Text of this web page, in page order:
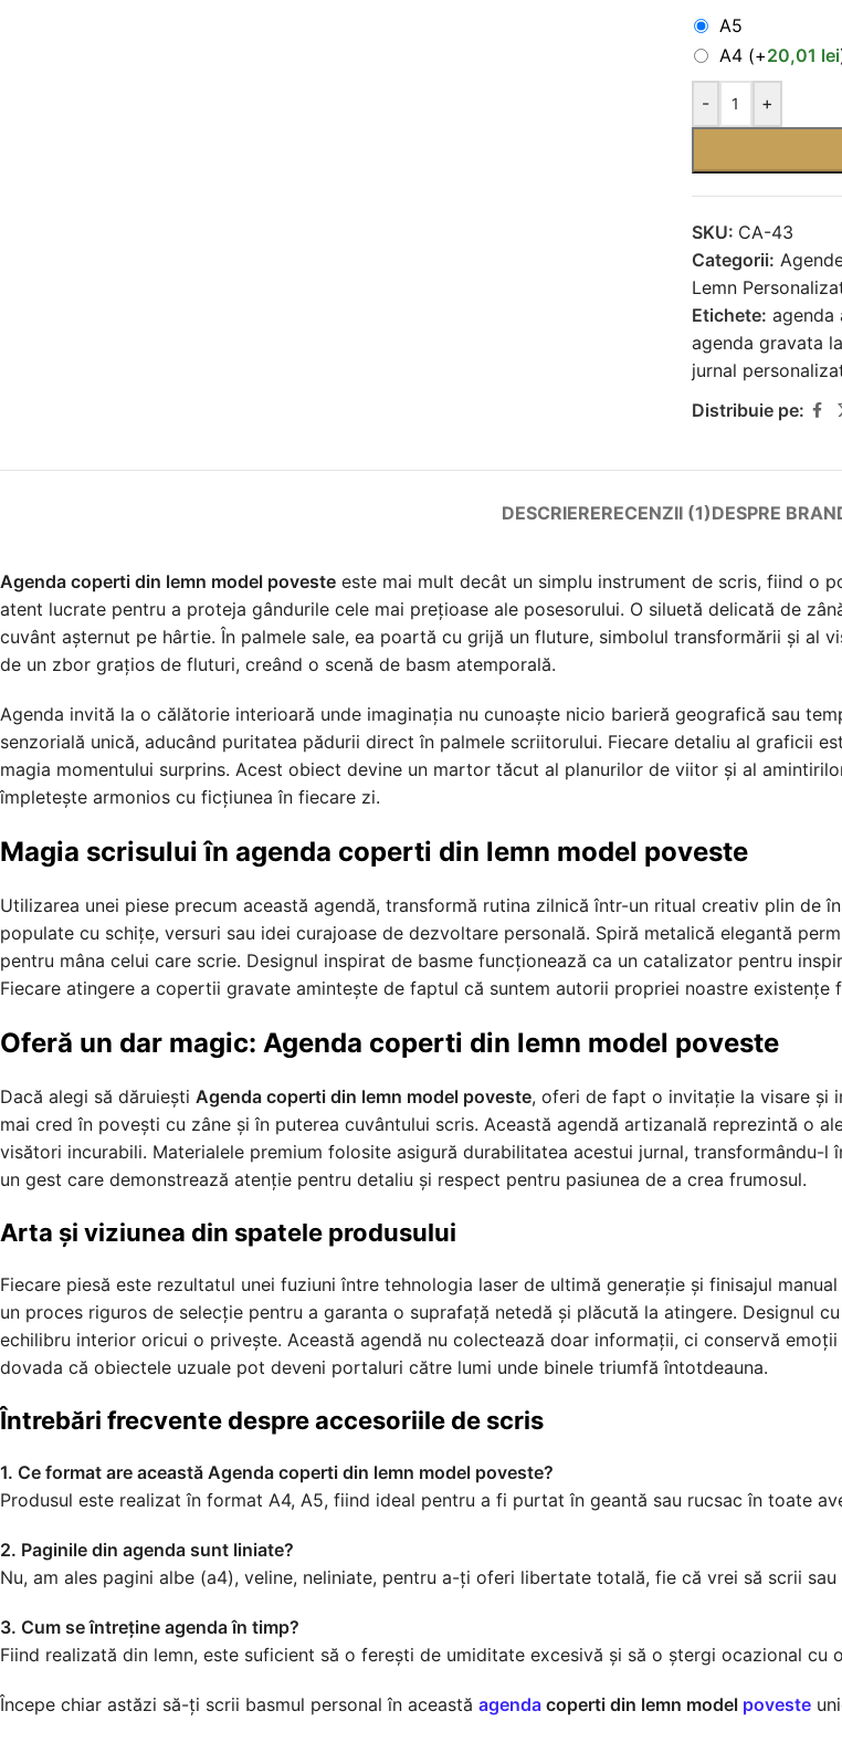
A5
A4 (+20,01 lei
- +
SKU: CA-43
Categorii:
Lemn
Etichete: agenda
agenda gravata
jurnal
Distribuie pe:
DESCRIERERECENZII (1)DESPRE
Agenda coperti din lemn model poveste este mai mult decât un simplu instrument de scris, fiind o
atent lucrate pentru a proteja gândurile cele mai prețioase ale posesorului. O siluetă delicată de
cuvânt așternut pe hârtie. În palmele sale, ea poartă cu grijă un fluture, simbolul transformării și al
de un zbor grațios de fluturi, creând o scenă de basm atemporală.
Agenda invită la o călătorie interioară unde imaginația nu cunoaște nicio barieră geografică sau
senzorială unică, aducând puritatea pădurii direct în palmele scriitorului. Fiecare detaliu al graficii
magia momentului surprins. Acest obiect devine un martor tăcut al planurilor de viitor și al
împletește armonios cu ficțiunea în fiecare zi.
Magia scrisului în agenda coperti din lemn model poveste
Utilizarea unei piese precum această agendă, transformă rutina zilnică într-un ritual creativ plin de
populate cu schițe, versuri sau idei curajoase de dezvoltare personală. Spiră metalică elegantă
pentru mâna celui care scrie. Designul inspirat de basme funcționează ca un catalizator pentru
Fiecare atingere a copertii gravate amintește de faptul că suntem autorii propriei noastre existențe
Oferă un dar magic: Agenda coperti din lemn model poveste
Dacă alegi să dăruiești Agenda coperti din lemn model poveste, oferi de fapt o invitație la visare și
mai cred în povești cu zâne și în puterea cuvântului scris. Această agendă artizanală reprezintă o
visători incurabili. Materialele premium folosite asigură durabilitatea acestui jurnal,
un gest care demonstrează atenție pentru detaliu și respect pentru pasiunea de a crea frumosul.
Arta și viziunea din spatele produsului
Fiecare piesă este rezultatul unei fuziuni între tehnologia laser de ultimă generație și finisajul
un proces riguros de selecție pentru a garanta o suprafață netedă și plăcută la atingere. Designul
echilibru interior oricui o privește. Această agendă nu colectează doar informații, ci conservă
dovada că obiectele uzuale pot deveni portaluri către lumi unde binele triumfă întotdeauna.
Întrebări frecvente despre accesoriile de scris
1. Ce format are această Agenda coperti din lemn model poveste?
Produsul este realizat în format A4, A5, fiind ideal pentru a fi purtat în geantă sau rucsac în toate
2. Paginile din agenda sunt liniate?
Nu, am ales pagini albe (a4), veline, neliniate, pentru a-ți oferi libertate totală, fie că vrei să scrii sau
3. Cum se întreține agenda în timp?
Fiind realizată din lemn, este suficient să o ferești de umiditate excesivă și să o ștergi ocazional cu
Începe chiar astăzi să-ți scrii basmul personal în această agenda coperti din lemn model poveste